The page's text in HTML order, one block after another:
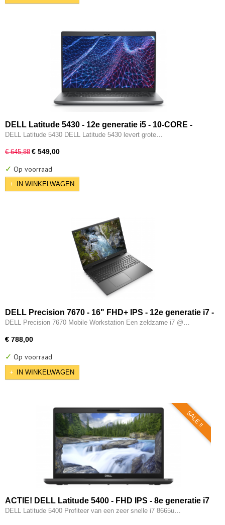
DELL Latitude 5430 - 12e generatie i5 - 10-CORE -
16GB - 512GB SSD - 12e gen Intel UHD - 2x Type-C -
DELL Latitude 5430 DELL Latitude 5430 levert grote…
€ 645,88 € 549,00
✓ Op voorraad
IN WINKELWAGEN
DELL Precision 7670 - 16" FHD+ IPS - 12e generatie i7 -
12850HX - 16-CORE - 32GB DDR5 - 512GB M.2 NVMe -
DELL Precision 7670 Mobile Workstation Een zeldzame i7 @…
€ 788,00
✓ Op voorraad
IN WINKELWAGEN
SALE !!
ACTIE! DELL Latitude 5400 - FHD IPS - 8e generatie i7
- 8GB - 256GB - USB 3.2/ Type-C - Intel UHD - HDMI -
DELL Latitude 5400 Profiteer van een zeer snelle i7 8665u…